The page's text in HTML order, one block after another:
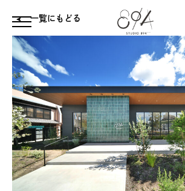
体験する
絵付け体験 鑑賞する
ギャラリー
⼀覧にもどる